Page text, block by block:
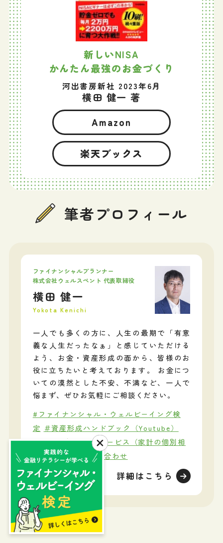
新しいNISA
かんたん最強のお金づくり
河出書房新社 2023年6月
横田 健一 著
Amazon
楽天ブックス
筆者プロフィール
ファイナンシャルプランナー
株式会社ウェルスペント 代表取締役
横田 健一
Yokota Kenichi
一人でも多くの方に、人生の最期で「有意
義な人生だったなぁ」と感じていただける
よう、お金・資産形成の面から、皆様のお
役に立ちたいと考えております。 お金につ
いての漠然とした不安、不満など、一人で
悩まず、ぜひお気軽にご相談ください。
#ファイナンシャル・ウェルビーイング検
定 ＃資産形成ハンドブック（Youtube）
＃無料配布
＃FPサービス（家計の個別相
談など）
＃お問い合わせ
詳細はこちら